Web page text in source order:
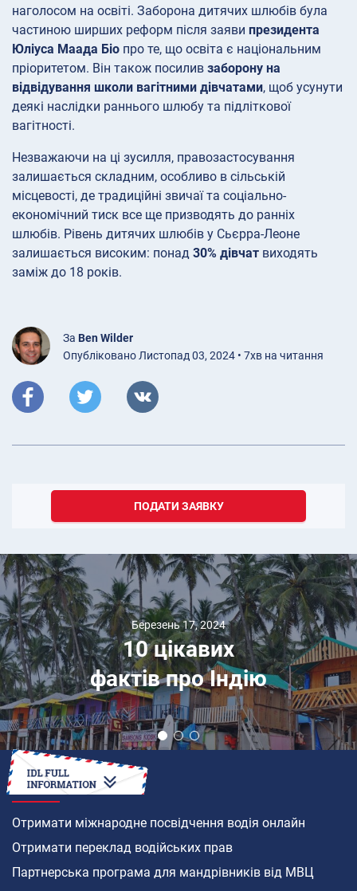
наголосом на освіті. Заборона дитячих шлюбів була
частиною ширших реформ після заяви президента
Юліуса Маада Біо про те, що освіта є національним
пріоритетом. Він також посилив заборону на
відвідування школи вагітними дівчатами, щоб усунути
деякі наслідки раннього шлюбу та підліткової
вагітності.
Незважаючи на ці зусилля, правозастосування
залишається складним, особливо в сільській
місцевості, де традиційні звичаї та соціально-
економічний тиск все ще призводять до ранніх
шлюбів. Рівень дитячих шлюбів у Сьєрра-Леоне
залишається високим: понад 30% дівчат виходять
заміж до 18 років.
За Ben Wilder
Опубліковано Листопад 03, 2024 • 7хв на читання
ПОДАТИ ЗАЯВКУ
Березень 17, 2024
10 цікавих
фактів про Індію
ЯК
Отримати міжнародне посвідчення водія онлайн
Отримати переклад водійських прав
Партнерська програма для мандрівників від МВЦ